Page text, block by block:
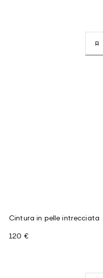
Cintura in pelle intrecciata
120 €